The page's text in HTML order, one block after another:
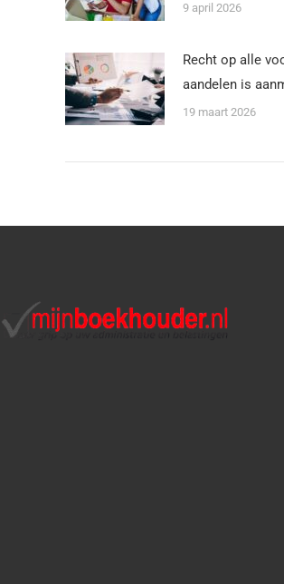
9 april 2026
Recht op alle
aandelen is
19 maart 2026